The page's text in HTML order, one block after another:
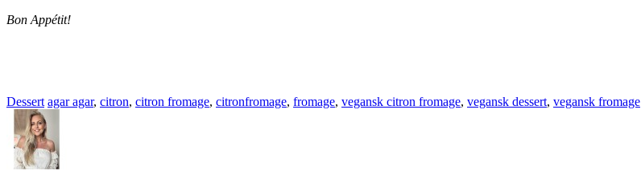
Bon Appétit!
Dessert agar agar, citron, citron fromage, citronfromage, fromage, vegansk citron fromage, vegansk dessert, vegansk fromage